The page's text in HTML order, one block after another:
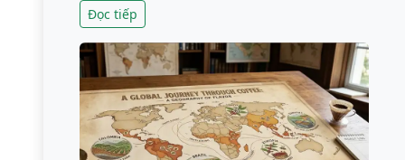
Đọc tiếp